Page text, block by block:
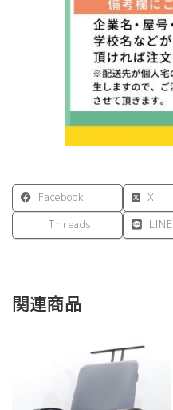
Facebook X
Threads
LINE
関連商品